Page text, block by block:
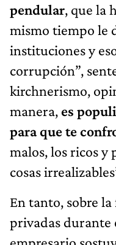
pendular, que la
mismo tiempo le
instituciones y
corrupción”,
kirchnerismo,
manera, es
para que te
malos, los ricos y
cosas
En tanto, sobre
privadas durante